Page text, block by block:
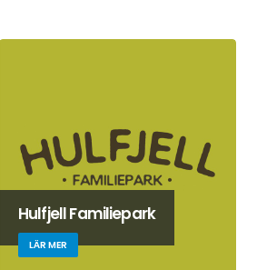
Hulfjell Familiepark
LÄR MER